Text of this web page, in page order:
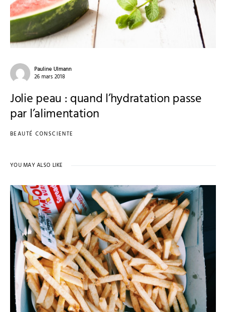
Pauline Ulmann
26 mars 2018
Jolie peau : quand l’hydratation passe
par l’alimentation
BEAUTÉ CONSCIENTE
YOU MAY ALSO LIKE